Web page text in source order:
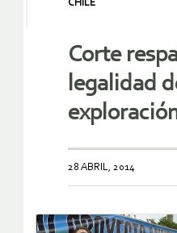
CHILE
Corte
legalidad
28 ABRIL, 2014